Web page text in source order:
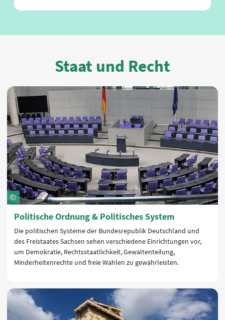
Staat und Recht
Politische Ordnung & Politisches System
Die politischen Systeme der Bundesrepublik Deutschland und
des Freistaates Sachsen sehen verschiedene Einrichtungen vor,
um Demokratie, Rechtsstaatlichkeit, Gewaltenteilung,
Minderheitenrechte und freie Wahlen zu gewährleisten.